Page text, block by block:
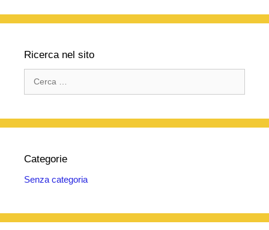
Ricerca nel sito
per:
Categorie
Senza categoria